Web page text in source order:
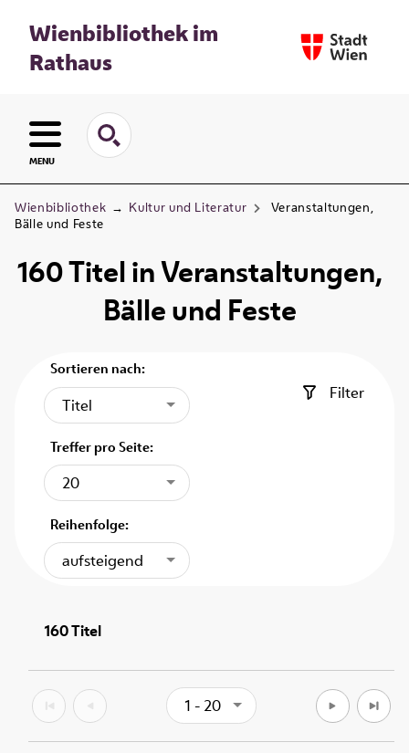
Wienbibliothek im
Rathaus
MENU
Wienbibliothek → Kultur und Literatur
Veranstaltungen,
Bälle und Feste
160TitelinVeranstaltungen,
Bälle und Feste
Sortieren nach:
Titel
Treffer pro Seite:
20
Reihenfolge:
aufsteigend
Filter
160Titel
1 - 20